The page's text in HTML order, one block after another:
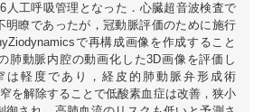
人工呼吸管理となった．心臓超音波検査で
明瞭であったが，冠動脈評価のために施行
で再構成画像を作成すること
肺動脈内腔の動画化した3D画像を評価し
は軽度であり，経皮的肺動脈弁形成術
を解除することで低酸素血症は改善，狭小